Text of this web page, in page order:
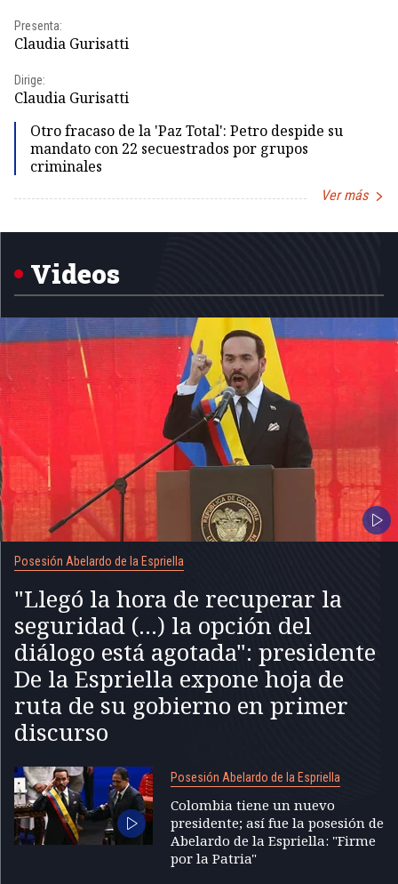
Presenta:
Claudia Gurisatti
Dirige:
Claudia Gurisatti
Otro fracaso de la 'Paz Total': Petro despide su
mandato con 22 secuestrados por grupos
criminales
Ver más
1
Videos
Posesión Abelardo de la Espriella
"Llegó la hora de recuperar la
seguridad (...) la opción del
diálogo está agotada": presidente
De la Espriella expone hoja de
ruta de su gobierno en primer
discurso
Posesión Abelardo de la Espriella
Colombia tiene un nuevo
presidente; así fue la posesión de
Abelardo de la Espriella: "Firme
por la Patria"